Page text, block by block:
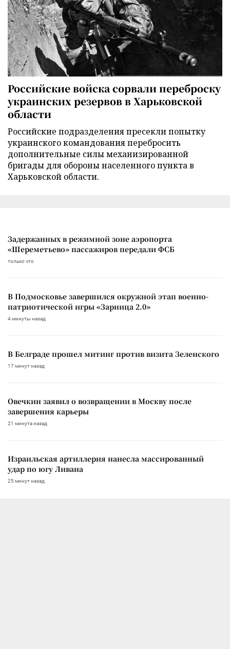
Российские войска сорвали переброску
украинских резервов в Харьковской
области
Российские подразделения пресекли попытку
украинского командования перебросить
дополнительные силы механизированной
бригады для обороны населенного пункта в
Харьковской области.
Задержанных в режимной зоне аэропорта
«Шереметьево» пассажиров передали ФСБ
только что
В Подмосковье завершился окружной этап военно-
патриотической игры «Зарница 2.0»
4 минуты назад
В Белграде прошел митинг против визита Зеленского
17 минут назад
Овечкин заявил о возвращении в Москву после
завершения карьеры
21 минута назад
Израильская артиллерия нанесла массированный
удар по югу Ливана
25 минут назад